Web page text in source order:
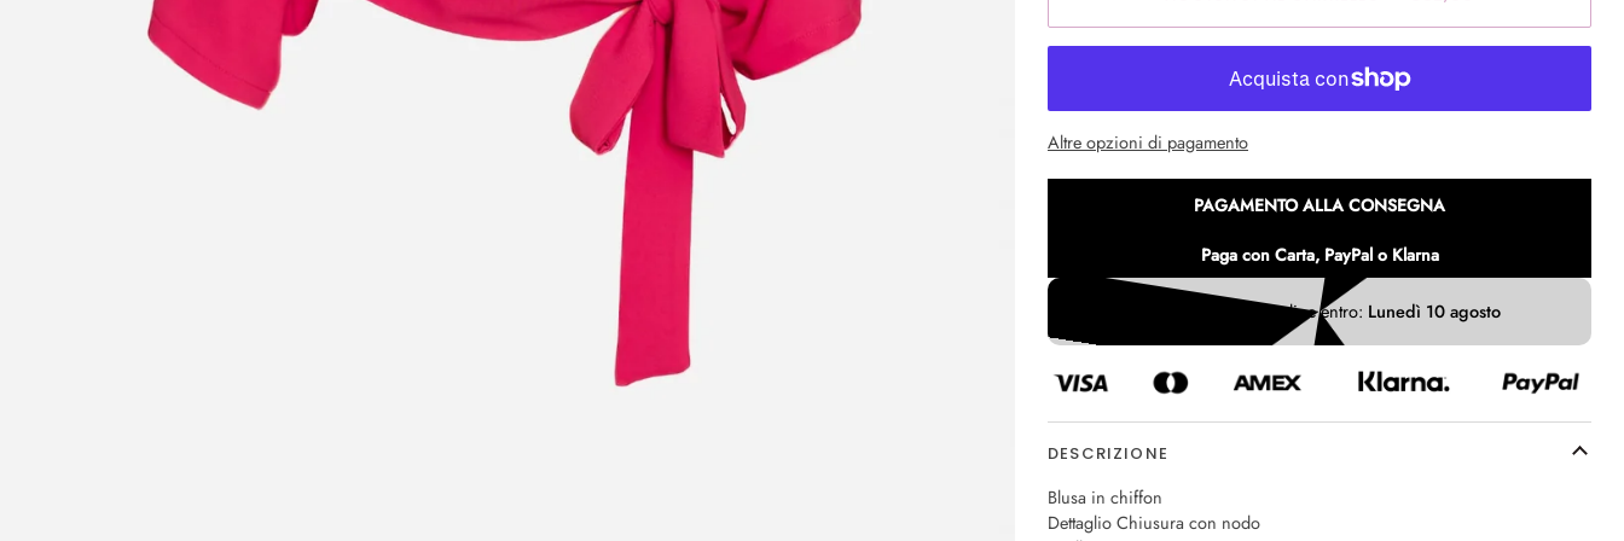
Altre opzioni di pagamento
PAGAMENTO ALLA CONSEGNA
Paga con Carta, PayPal o Klarna
Ricevi il tuo ordine entro: Lunedì 10 agosto
DESCRIZIONE
Blusa in chiffon
Dettaglio Chiusura con nodo